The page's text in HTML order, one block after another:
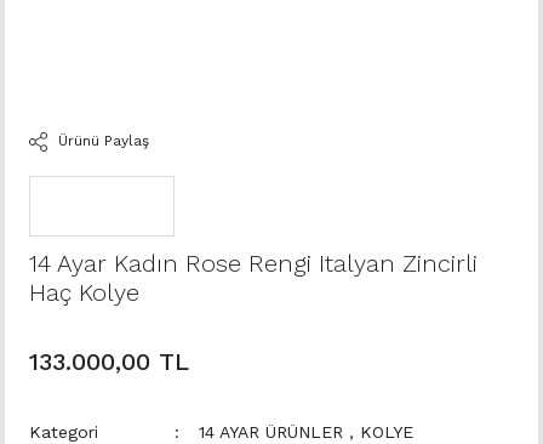
Ürünü Paylaş
14 Ayar Kadın Rose Rengi Italyan Zincirli
Haç Kolye
133.000,00 TL
Kategori 14 AYAR ÜRÜNLER , KOLYE